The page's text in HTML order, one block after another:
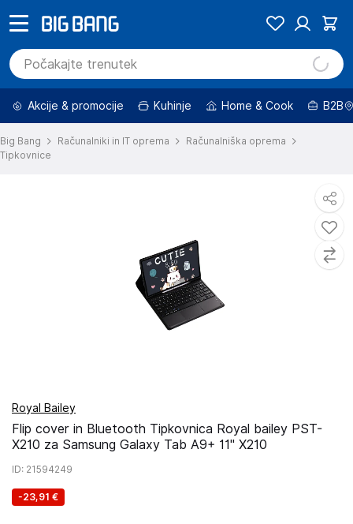
Akcije & promocije Kuhinje Home & Cook B2B
Big Bang Računalniki in IT oprema
Računalniška oprema
Tipkovnice
Royal Bailey
Flip cover in Bluetooth Tipkovnica Royal bailey PST-
X210 za Samsung Galaxy Tab A9+ 11" X210
ID: 21594249
-23,91 €